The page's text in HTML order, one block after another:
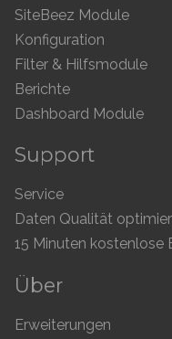
SiteBeez Module
Konfiguration
Filter & Hilfsmodule
Berichte
Dashboard Module
Support
Service
Daten Qualität
15 Minuten kostenlose
Über
Erweiterungen